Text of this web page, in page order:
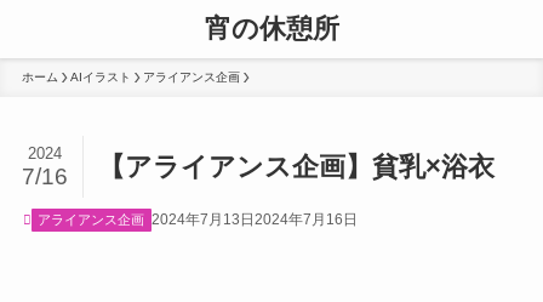
宵の休憩所
ホーム AIイラスト アライアンス企画
【アライアンス企画】貧乳×浴衣
2024
7/16
アライアンス企画 2024年7月13日 2024年7月16日